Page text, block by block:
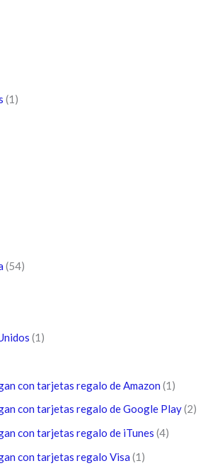
(1)
(54)
(1)
con tarjetas regalo de Amazon (1)
con tarjetas regalo de Google Play(2)
con tarjetas regalo de iTunes (4)
con tarjetas regalo Visa (1)